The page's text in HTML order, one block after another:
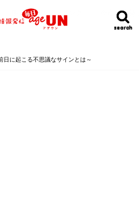
search
search
明日の運勢ランキング 今週の運勢
日に起こる不思議なサインとは～